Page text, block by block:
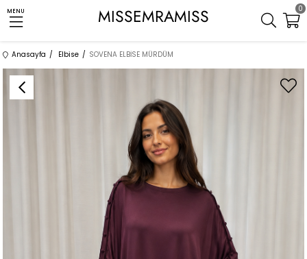
MENU MISSEMRAMISS 0
Anasayfa Elbise SOVENA ELBİSE MÜRDÜM